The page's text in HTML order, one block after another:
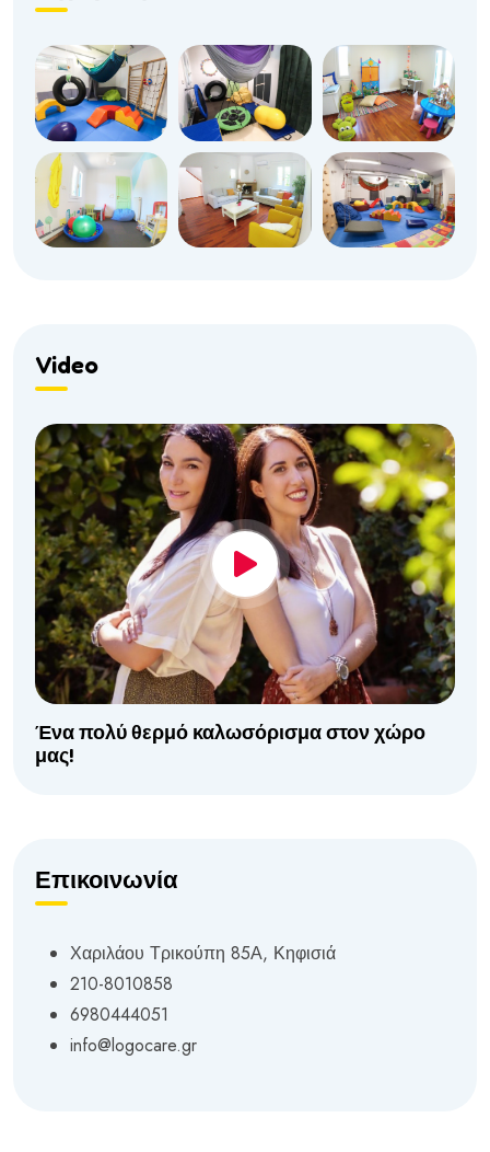
Video
Ένα πολύ θερμό καλωσόρισμα στον χώρο
μας!
Επικοινωνία
Χαριλάου Τρικούπη 85Α, Κηφισιά
210-8010858
6980444051
info@logocare.gr